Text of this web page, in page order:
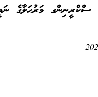
ސްކްރީނިންގ މަރުޙަލާގެ